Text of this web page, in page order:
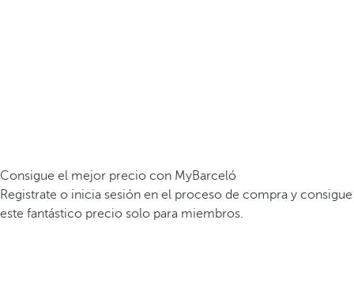
Consigue el mejor precio con MyBarceló
Registrate o inicia sesión en el proceso de compra y consigue
este fantástico precio solo para miembros.